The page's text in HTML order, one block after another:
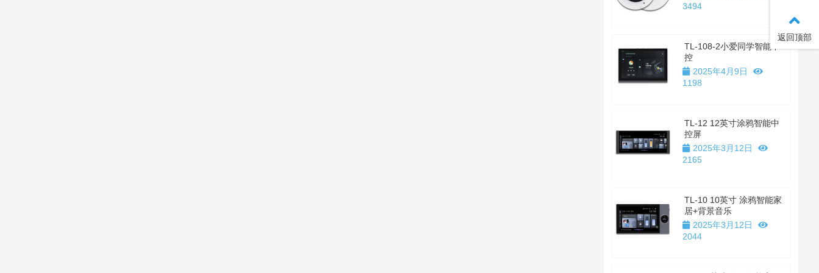
3494
TL-108-2小爱同学智能中
控
2025年4月9日
1198
TL-12 12英寸涂鸦智能中
控屏
2025年3月12日
2165
TL-10 10英寸 涂鸦智能家
居+背景音乐
2025年3月12日
2044
返回顶部